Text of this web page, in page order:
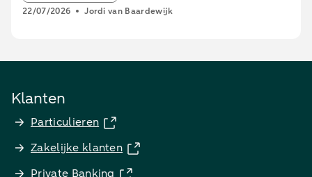
22/07/2026 Jordi van Baardewijk
Klanten
Particulieren
Zakelijke klanten
Private Banking